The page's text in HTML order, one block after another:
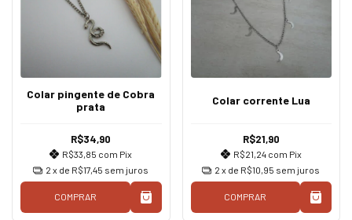
Colar pingente de Cobra
prata
R$34,90
R$33,85 com Pix
2 x de R$17,45 sem juros
COMPRAR
Colar corrente Lua
R$21,90
R$21,24 com Pix
2 x de R$10,95 sem juros
COMPRAR